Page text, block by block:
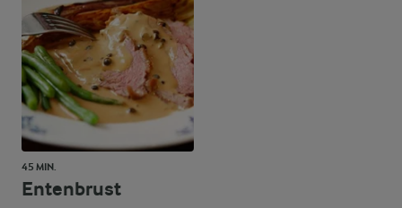
45 MIN.
Entenbrust